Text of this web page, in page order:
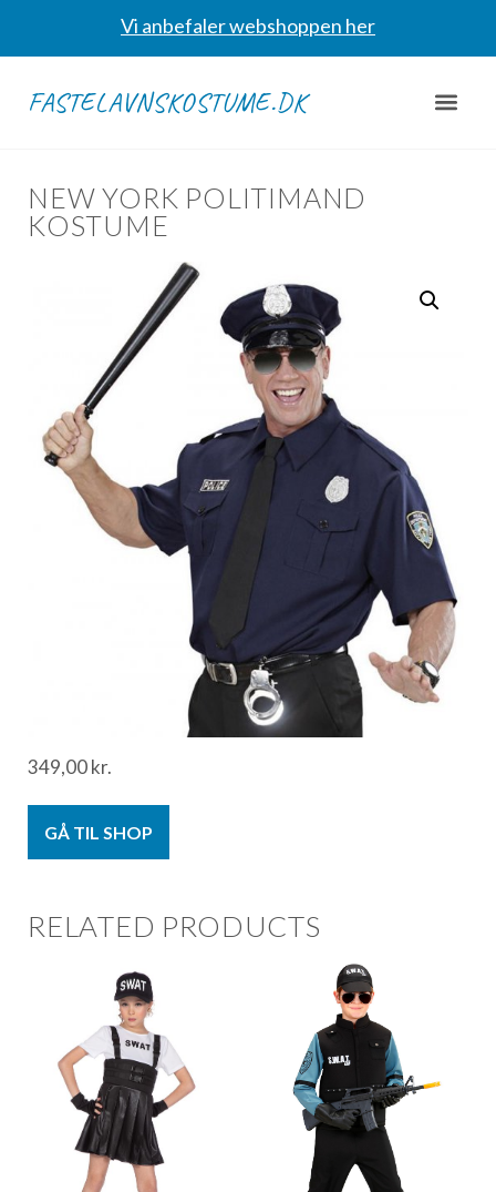
Vi anbefaler webshoppen her
FASTELAVNSKOSTUME.DK
NEW YORK POLITIMAND
KOSTUME
349,00kr.
GÅ TIL SHOP
RELATED PRODUCTS